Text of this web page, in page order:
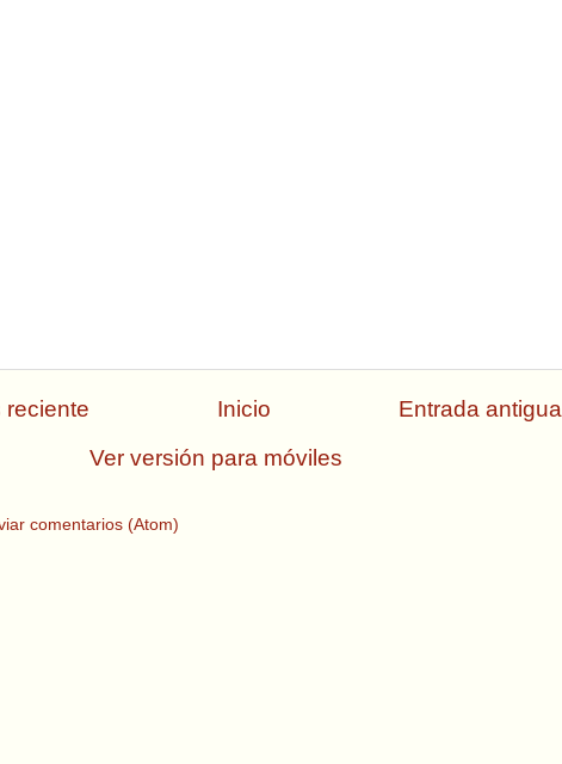
reciente Entrada antigua
Inicio
Ver versión para móviles
comentarios (Atom)